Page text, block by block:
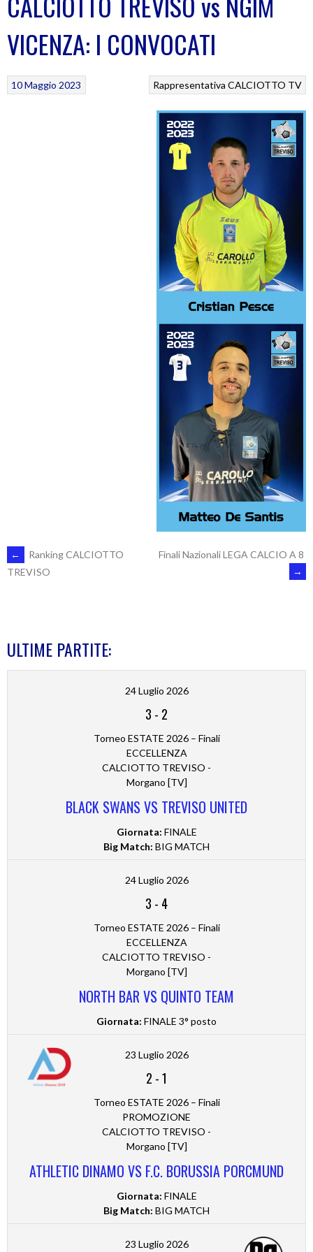
VICENZA: I CONVOCATI
Rappresentativa CALCIOTTO TV
10 Maggio 2023
POST
←
Ranking CALCIOTTO
TREVISO
Finali Nazionali LEGA CALCIO A 8
→
ULTIME PARTITE:
24 Luglio 2026
3 - 2
Torneo ESTATE 2026 – Finali
ECCELLENZA
CALCIOTTO TREVISO -
Morgano [TV]
BLACK SWANS VS TREVISO UNITED
Giornata: FINALE
Big Match: BIG MATCH
24 Luglio 2026
3 - 4
Torneo ESTATE 2026 – Finali
ECCELLENZA
CALCIOTTO TREVISO -
Morgano [TV]
NORTH BAR VS QUINTO TEAM
Giornata: FINALE 3° posto
23 Luglio 2026
2 -1
Torneo ESTATE 2026 – Finali
PROMOZIONE
CALCIOTTO TREVISO -
Morgano [TV]
ATHLETIC DINAMO VS F.C. BORUSSIA PORCMUND
Giornata: FINALE
Big Match: BIG MATCH
23 Luglio 2026